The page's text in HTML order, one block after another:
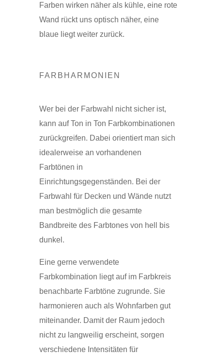
Farben wirken näher als kühle, eine rote
Wand rückt uns optisch näher, eine
blaue liegt weiter zurück.
FARBHARMONIEN
Wer bei der Farbwahl nicht sicher ist,
kann auf Ton in Ton Farbkombinationen
zurückgreifen. Dabei orientiert man sich
idealerweise an vorhandenen
Farbtönen in
Einrichtungsgegenständen. Bei der
Farbwahl für Decken und Wände nutzt
man bestmöglich die gesamte
Bandbreite des Farbtones von hell bis
dunkel.
Eine gerne verwendete
Farbkombination liegt auf im Farbkreis
benachbarte Farbtöne zugrunde. Sie
harmonieren auch als Wohnfarben gut
miteinander. Damit der Raum jedoch
nicht zu langweilig erscheint, sorgen
verschiedene Intensitäten für